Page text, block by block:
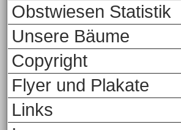
Obstwiesen Statistik
Unsere Bäume
Copyright
Flyer und Plakate
Links